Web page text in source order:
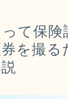
って保
を撮る